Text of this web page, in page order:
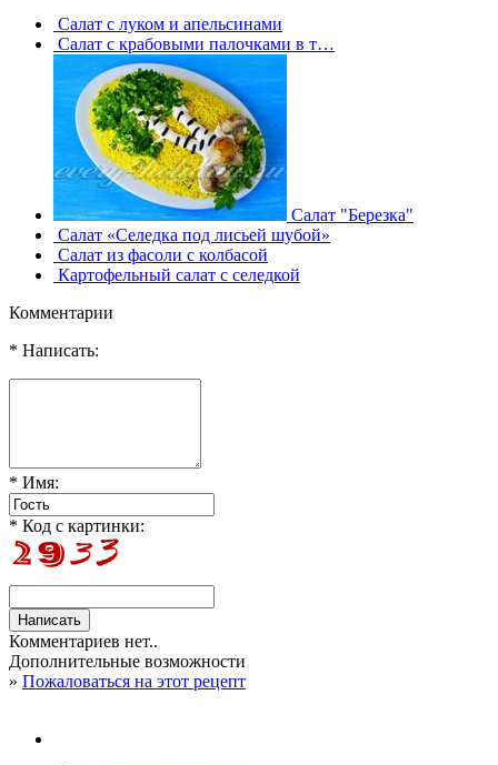
Салат с луком и апельсинами
Салат с крабовыми палочками в т…
Салат "Березка"
Салат «Селедка под лисьей шубой»
Салат из фасоли с колбасой
Картофельный салат с селедкой
Комментарии
* Написать:
* Имя:
* Код с картинки:
Комментариев нет..
Дополнительные возможности
» Пожаловаться на этот рецепт